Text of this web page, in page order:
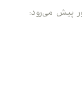
پیش می‌رود: